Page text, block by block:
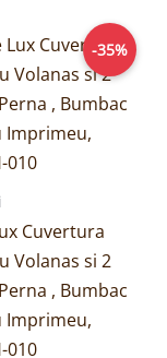
-35%
Cuvertura
Volanas si 2
, Bumbac
Imprimeu,
010
Prețul
inițial
a
fost:
259,00lei.
Prețul
curent
este:
169,00lei.